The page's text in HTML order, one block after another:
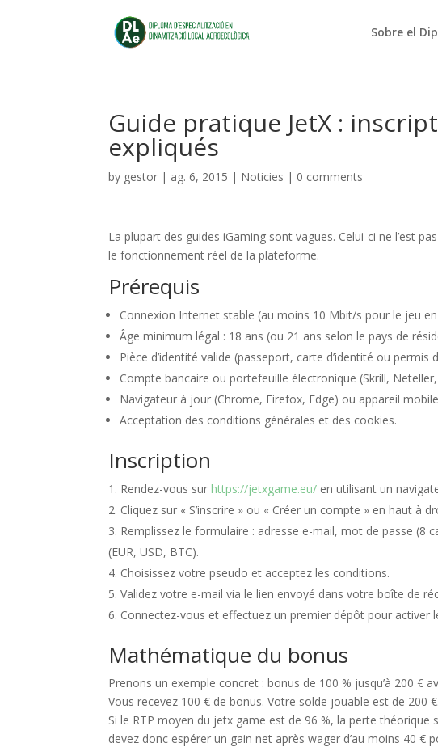
Sobre el
Guide pratique JetX :
expliqués
by gestor | ag. 6, 2015 | Noticies | 0 comments
La plupart des guides iGaming sont vagues. Celui-ci ne l’est
le fonctionnement réel de la plateforme.
Prérequis
Connexion Internet stable (au moins 10 Mbit/s pour le jeu
Âge minimum légal : 18 ans (ou 21 ans selon le pays de
Pièce d’identité valide (passeport, carte d’identité ou permis
Compte bancaire ou portefeuille électronique (Skrill,
Navigateur à jour (Chrome, Firefox, Edge) ou appareil
Acceptation des conditions générales et des cookies.
Inscription
Rendez-vous sur https://jetxgame.eu/ en utilisant un
Cliquez sur « S’inscrire » ou « Créer un compte » en haut à
Remplissez le formulaire : adresse e-mail, mot de passe (8
(EUR, USD, BTC).
Choisissez votre pseudo et acceptez les conditions.
Validez votre e-mail via le lien envoyé dans votre boîte de
Connectez-vous et effectuez un premier dépôt pour activer
Mathématique du bonus
Prenons un exemple concret : bonus de 100 % jusqu’à 200 €
Vous recevez 100 € de bonus. Votre solde jouable est de
Si le RTP moyen du jetx game est de 96 %, la perte
devez donc espérer un gain net après wager d’au moins 40